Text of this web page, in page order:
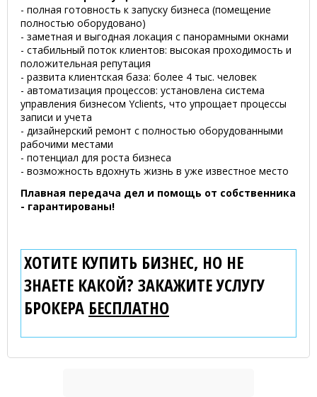
- полная готовность к запуску бизнеса (помещение
полностью оборудовано)
- заметная и выгодная локация с панорамными окнами
- стабильный поток клиентов: высокая проходимость и
положительная репутация
- развита клиентская база: более 4 тыс. человек
- автоматизация процессов: установлена система
управления бизнесом Yclients, что упрощает процессы
записи и учета
- дизайнерский ремонт с полностью оборудованными
рабочими местами
- потенциал для роста бизнеса
- возможность вдохнуть жизнь в уже известное место
Плавная передача дел и помощь от собственника
- гарантированы!
ХОТИТЕ КУПИТЬ БИЗНЕС, НО НЕ
ЗНАЕТЕ КАКОЙ? ЗАКАЖИТЕ УСЛУГУ
БРОКЕРА БЕСПЛАТНО